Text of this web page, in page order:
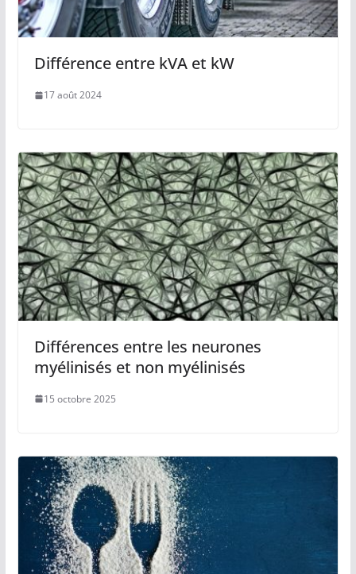
Différence entre kVA et kW
17 août 2024
Différences entre les neurones
myélinisés et non myélinisés
15 octobre 2025